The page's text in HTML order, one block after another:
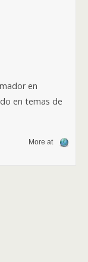
en
en temas de
More at